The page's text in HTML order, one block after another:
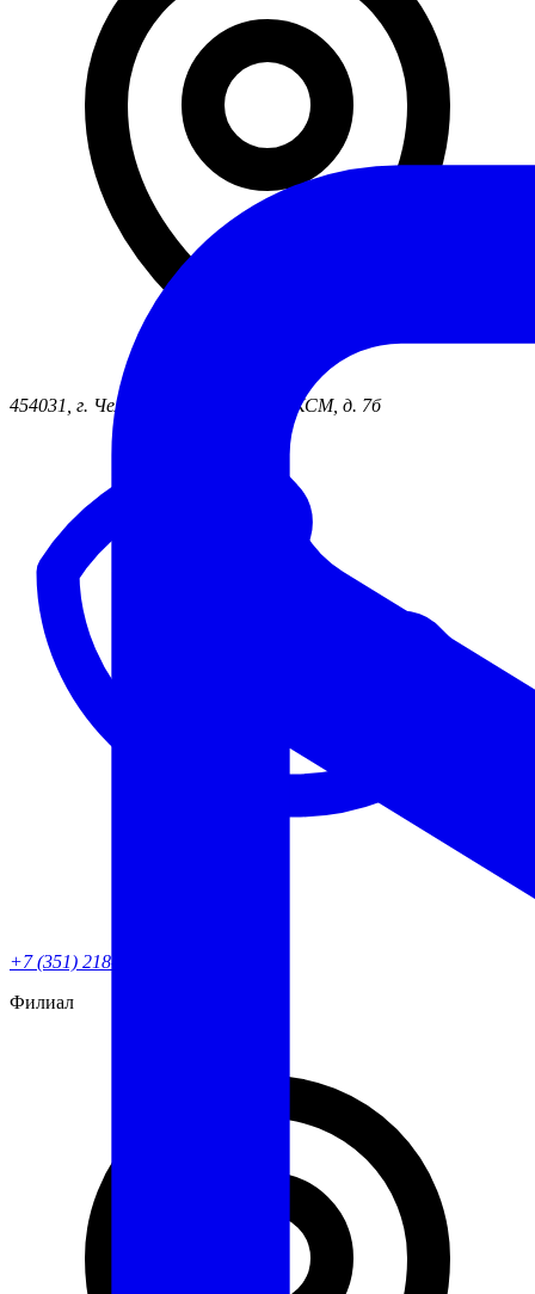
454031, г. Челябинск ул. 50 лет ВЛКСМ, д. 7б
+7 (351) 218-82-90
Филиал